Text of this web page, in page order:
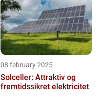
08 february 2025
Solceller: Attraktiv og
fremtidssikret elektricitet